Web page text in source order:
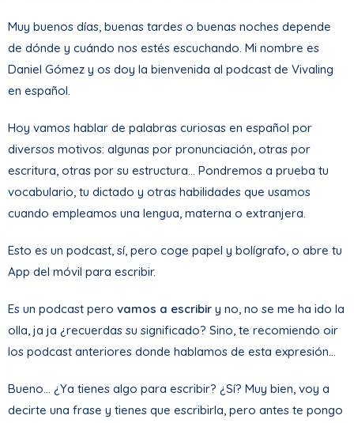
Muy buenos días, buenas tardes o buenas noches depende
de dónde y cuándo nos estés escuchando. Mi nombre es
Daniel Gómez y os doy la bienvenida al podcast de Vivaling
en español.
Hoy vamos hablar de palabras curiosas en español por
diversos motivos: algunas por pronunciación, otras por
escritura, otras por su estructura… Pondremos a prueba tu
vocabulario, tu dictado y otras habilidades que usamos
cuando empleamos una lengua, materna o extranjera.
Esto es un podcast, sí, pero coge papel y bolígrafo, o abre tu
App del móvil para escribir.
Es un podcast pero vamos a escribir y no, no se me ha ido la
olla, ja ja ¿recuerdas su significado? Sino, te recomiendo oir
los podcast anteriores donde hablamos de esta expresión…
Bueno… ¿Ya tienes algo para escribir? ¿Sí? Muy bien, voy a
decirte una frase y tienes que escribirla, pero antes te pongo